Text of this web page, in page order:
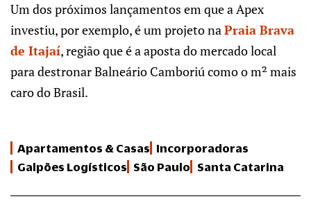
Um dos próximos lançamentos em que a Apex
investiu, por exemplo, é um projeto naPraia Brava
de Itajaí, região que é a aposta do mercado local
para destronar Balneário Camboriú como o m² mais
caro do Brasil.
Apartamentos & Casas Incorporadoras
Galpões Logísticos São Paulo Santa Catarina